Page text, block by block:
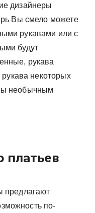
дизайнеры
Вы смело можете
рукавами или с
будут
рукава
рукава некоторых
необычным
платьев
предлагают
по-